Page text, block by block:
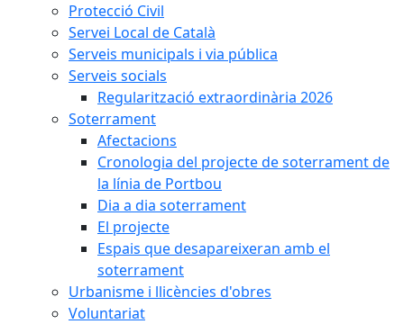
Protecció Civil
Servei Local de Català
Serveis municipals i via pública
Serveis socials
Regularització extraordinària 2026
Soterrament
Afectacions
Cronologia del projecte de soterrament de
la línia de Portbou
Dia a dia soterrament
El projecte
Espais que desapareixeran amb el
soterrament
Urbanisme i llicències d'obres
Voluntariat